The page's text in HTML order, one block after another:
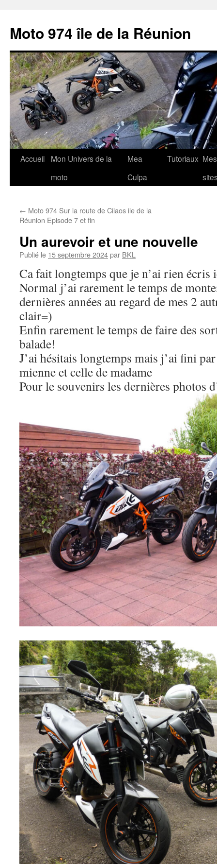
contenu
Moto 974 île de la Réunion
Accueil
Mon Univers de la
moto
Mea
Culpa
Tutoriaux
← Moto 974 Sur la route de Cilaos ile de la
Réunion Episode 7 et fin
Un aurevoir et une nouvelle
Publié le 15 septembre 2024par BKL
Ca fait longtemps que je n’ai rien
Normal j’ai rarement le temps de
dernières années au regard de mes 2
clair=)
Enfin rarement le temps de faire des
balade!
J’ai hésitais longtemps mais j’ai fini
mienne et celle de madame
Pour le souvenirs les dernières photos